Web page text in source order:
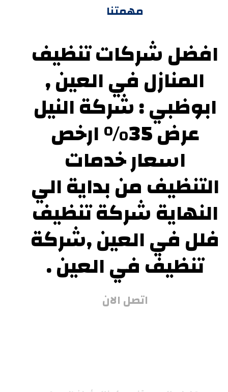
مهمتنا
افضل شركات تنظيف
المنازل في العين ,
ابوظبي : شركة النيل
عرض 35% ارخص
اسعار خدمات
التنظيف من بداية الي
النهاية شركة تنظيف
فلل في العين ,شركة
تنظيف في العين .
اتصل الان